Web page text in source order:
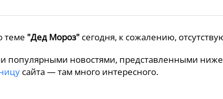
теме "Дед Мороз" сегодня, к сожалению,
популярными новостями, представленными
сайта — там много интересного.